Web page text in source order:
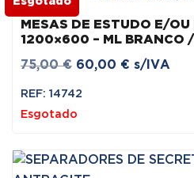
MESAS DE ESTUDO E/
1200×600 – ML BRANCO
75,00€ O
60,00 € O
s/IVA
REF: 14742
Esgotado